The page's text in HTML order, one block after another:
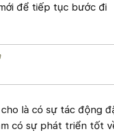
để tiếp tục bước đi
là có sự tác động
có sự phát triển tốt